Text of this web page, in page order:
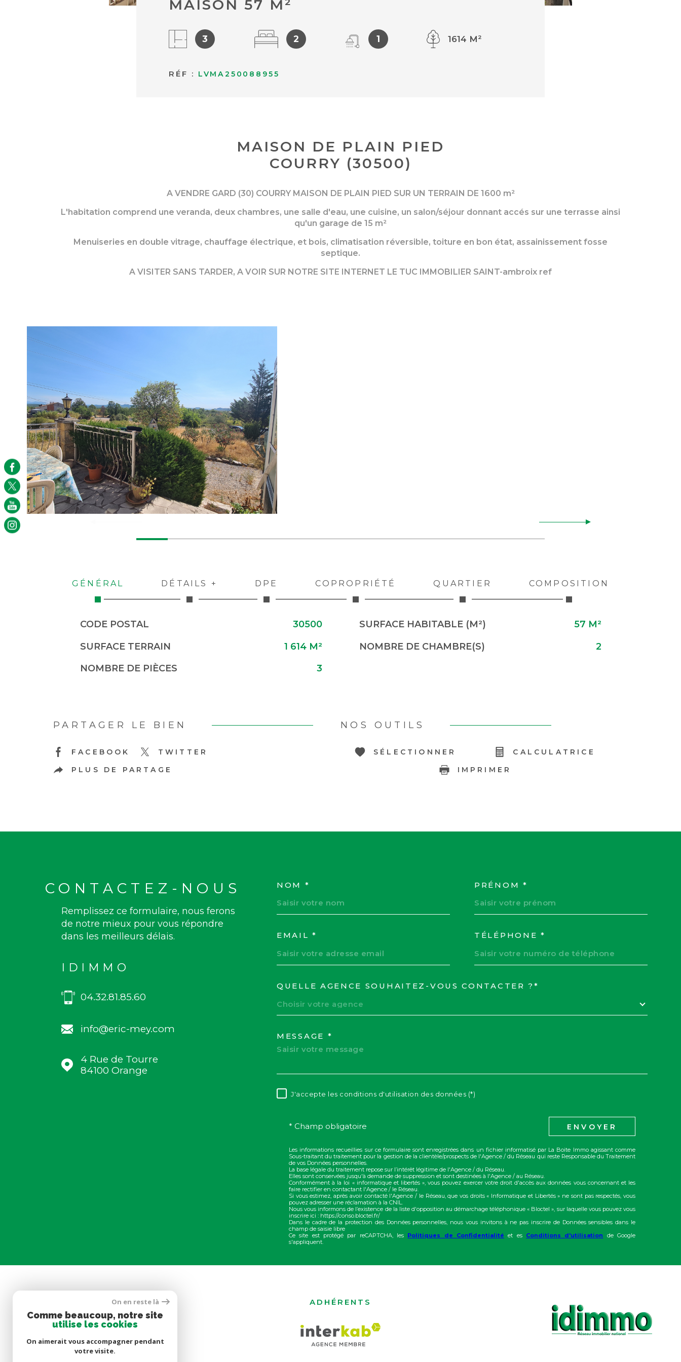
RÉF : LVMA250088955
MAISON 57 M²
3 2 1 1614 M²
MAISON DE PLAIN PIED
COURRY (30500)
A VENDRE GARD (30) COURRY MAISON DE PLAIN PIED SUR UN TERRAIN DE 1600 m²
L'habitation comprend une veranda, deux chambres, une salle d'eau, une cuisine, un salon/séjour donnant accés sur une terrasse ainsi
qu'un garage de 15 m²
Menuiseries en double vitrage, chauffage électrique, et bois, climatisation réversible, toiture en bon état, assainissement fosse
septique.
A VISITER SANS TARDER, A VOIR SUR NOTRE SITE INTERNET LE TUC IMMOBILIER SAINT-ambroix ref
GÉNÉRAL DÉTAILS + DPE COPROPRIÉTÉ QUARTIER COMPOSITION
Caractérisque Valeurs
CODE POSTAL 30500 SURFACE HABITABLE (M²)
57 M²
SURFACE TERRAIN
1 614 M² NOMBRE DE CHAMBRE(S)
2
NOMBRE DE PIÈCES
3
PARTAGER LE BIEN
FACEBOOK
TWITTER
PLUS DE PARTAGE
NOS OUTILS
SÉLECTIONNER
CALCULATRICE
IMPRIMER
CONTACTEZ-NOUS
Remplissez ce formulaire, nous ferons
de notre mieux pour vous répondre
dans les meilleurs délais.
IDIMMO
04.32.81.85.60
info@eric-mey.com
4 Rue de Tourre
84100
Orange
TRAD_MELTEM_VOSCOORDONNEES
NOM * PRÉNOM *
EMAIL * TÉLÉPHONE *
TRAD_MELTEM_VOREDEMANDE
QUELLE AGENCE SOUHAITEZ-VOUS CONTACTER ?*
Choisir votre agence
MESSAGE *
RÈGLEMENTATION
J'accepte les conditions d'utilisation des données (*)
* Champ obligatoire ENVOYER
Les informations recueillies sur ce formulaire sont enregistrées dans un fichier informatisé par La Boite Immo agissant comme
Sous-traitant du traitement pour la gestion de la clientèle/prospects de l'Agence / du Réseau qui reste Responsable du Traitement
de vos Données personnelles.
La base légale du traitement repose sur l’intérêt légitime de l'Agence / du Réseau.
Elles sont conservées jusqu'à demande de suppression et sont destinées à l'Agence / au Réseau.
Conformément à la loi « informatique et libertés », vous pouvez exercer votre droit d'accès aux données vous concernant et les
faire rectifier en contactant l'Agence / le Réseau.
Si vous estimez, après avoir contacté l'Agence / le Réseau, que vos droits « Informatique et Libertés » ne sont pas respectés, vous
pouvez adresser une réclamation à la CNIL.
Nous vous informons de l’existence de la liste d'opposition au démarchage téléphonique « Bloctel », sur laquelle vous pouvez vous
inscrire ici : https://conso.bloctel.fr/
Dans le cadre de la protection des Données personnelles, nous vous invitons à ne pas inscrire de Données sensibles dans le
champ de saisie libre
Ce site est protégé par reCAPTCHA, les Politiques de Confidentialité et es Conditions d'utilisation de Google
s'appliquent.
SE CONNECTER
ESPACE PROPRIÉTAIRE
ADHÉRENTS
On en reste là
Comme beaucoup, notre site
utilise les cookies
On aimerait vous accompagner pendant
votre visite.